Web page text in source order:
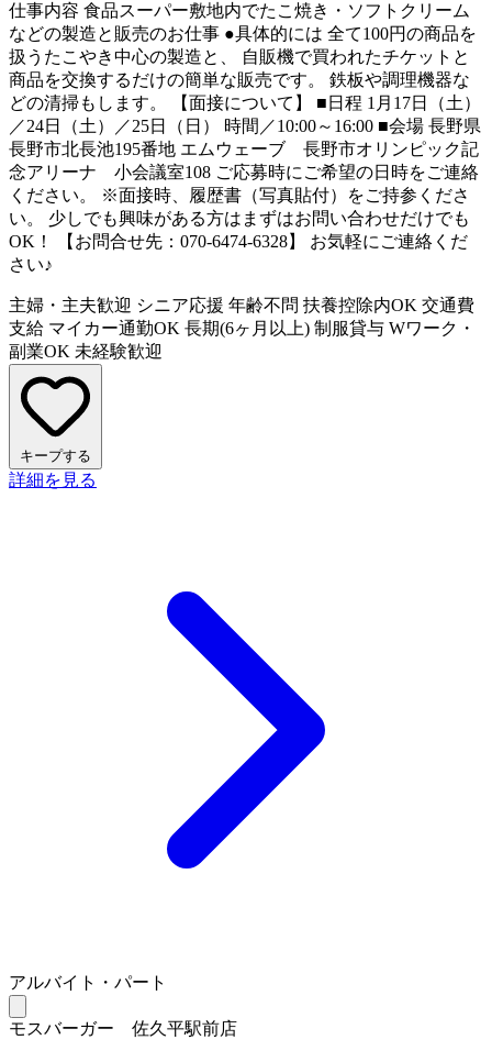
仕事内容 食品スーパー敷地内でたこ焼き・ソフトクリーム
などの製造と販売のお仕事 ●具体的には 全て100円の商品を
扱うたこやき中心の製造と、 自販機で買われたチケットと
商品を交換するだけの簡単な販売です。 鉄板や調理機器な
どの清掃もします。 【面接について】 ■日程 1月17日（土）
／24日（土）／25日（日） 時間／10:00～16:00 ■会場 長野県
長野市北長池195番地 エムウェーブ 長野市オリンピック記
念アリーナ 小会議室108 ご応募時にご希望の日時をご連絡
ください。 ※面接時、履歴書（写真貼付）をご持参くださ
い。 少しでも興味がある方はまずはお問い合わせだけでも
OK！ 【お問合せ先：070-6474-6328】 お気軽にご連絡くだ
さい♪
主婦・主夫歓迎 シニア応援 年齢不問 扶養控除内OK 交通費
支給 マイカー通勤OK 長期(6ヶ月以上) 制服貸与 Wワーク・
副業OK 未経験歓迎
キープする
詳細を見る
アルバイト・パート
モスバーガー 佐久平駅前店